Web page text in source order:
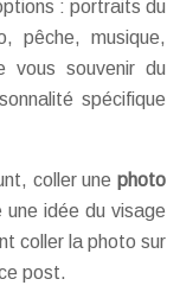
: portraits du
pêche, musique,
vous souvenir du
spécifique
coller une photo
idée du visage
coller la photo sur
post.